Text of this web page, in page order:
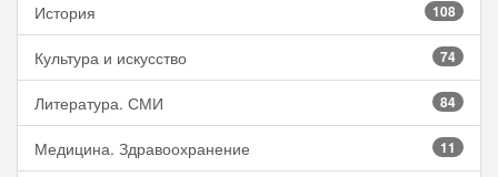
История 108
Культура и искусство 74
Литература. СМИ 84
Медицина. Здравоохранение 11